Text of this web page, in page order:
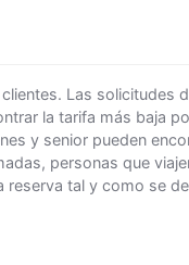
Las
la tarifa más baja
y senior pueden
personas que
tal y como se